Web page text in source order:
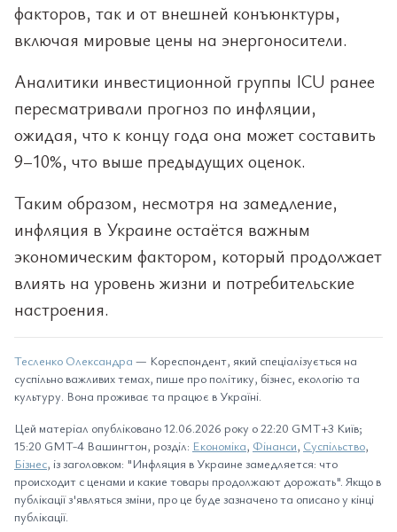
факторов, так и от внешней конъюнктуры,
включая мировые цены на энергоносители.
Аналитики инвестиционной группы ICU ранее
пересматривали прогноз по инфляции,
ожидая, что к концу года она может составить
9–10%, что выше предыдущих оценок.
Таким образом, несмотря на замедление,
инфляция в Украине остаётся важным
экономическим фактором, который продолжает
влиять на уровень жизни и потребительские
настроения.
Тесленко Олександра — Кореспондент, який спеціалізується на
суспільно важливих темах, пише про політику, бізнес, екологію та
культуру. Вона проживає та працює в Україні.
Цей матеріал опубліковано 12.06.2026 року о 22:20 GMT+3 Київ;
15:20 GMT-4 Вашингтон, розділ: Економіка, Фінанси, Суспільство,
Бізнес, із заголовком: "Инфляция в Украине замедляется: что
происходит с ценами и какие товары продолжают дорожать". Якщо в
публікації з'являться зміни, про це буде зазначено та описано у кінці
публікації.